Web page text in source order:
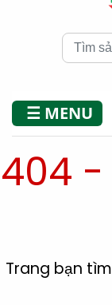
☰ MENU
404
Trang bạn